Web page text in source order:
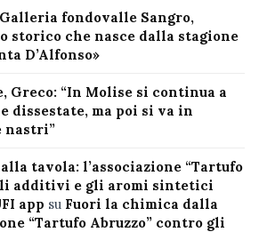
Galleria fondovalle Sangro,
storico che nasce dalla stagione
D’Alfonso»
Greco: “In Molise si continua a
dissestate, ma poi si va in
nastri”
tavola: l’associazione “Tartufo
additivi e gli aromi sintetici
app su Fuori la chimica dalla
“Tartufo Abruzzo” contro gli